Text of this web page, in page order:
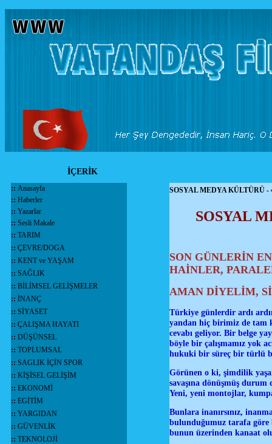
İÇERİK
:: Anasayfa
:: Haberler
:: Yazarlar
:: Sesli Makale
:: TARIM
:: ÇEVRE/DOGA
:: KENT ve YAŞAM
:: SAĞLIK
:: BİLİMSEL GELİŞMELER
:: İNANÇ
:: SİYASET
:: ÇALIŞMA HAYATI
:: DÜŞÜNSEL
:: TOPLUMSAL
:: SAGLIK İÇİN SPOR
:: KİŞİSEL GELİŞİM
:: EKONOMİ
:: EGİTİM
:: YARGIDAN
:: GÜVENLİK
:: TEKNOLOJİ
SOSYAL MEDYA KÜLTÜRÜ -
SOSYAL
SON GÜNLERİN
HAİNLER,
AMAN DİYELİM,
Türkiye günlerdir ardı
yandan hiç birimiz de tam
cevabı geliyor. Bir belge
böyle bir çalışmamız yok
hukuki bir süreç bir türlü
Görünen o ki, şimdilik
savaşına dönüşmüş
Yeni, yeni montojlar,
Bunlara inanırsınız,
bulunduğumuz tarafa göre
bunun üzerinden kanaat